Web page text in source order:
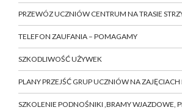
PRZEWÓZ UCZNIÓW CENTRUM NA TRASIE
TELEFON ZAUFANIA – POMAGAMY
SZKODLIWOŚĆ UŻYWEK
PLANY PRZEJŚĆ GRUP UCZNIÓW NA
SZKOLENIE PODNOŚNIKI ,BRAMY WJAZDOWE,